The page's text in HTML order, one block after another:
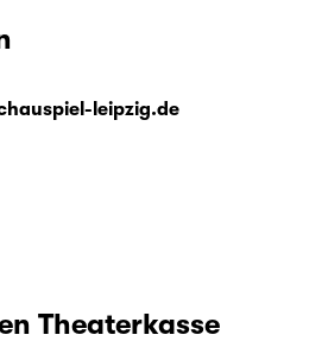
leipzig.de
Theaterkasse